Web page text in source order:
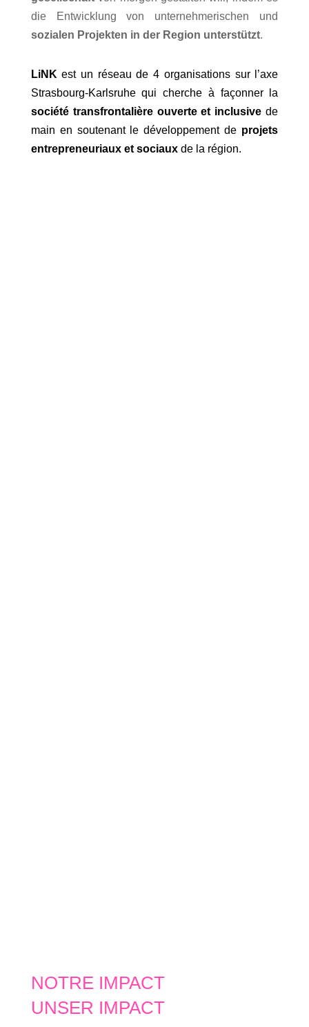
die Entwicklung von unternehmerischen und
sozialen Projekten in der Region unterstützt.
LiNK est un réseau de 4 organisations sur l’axe
Strasbourg-Karlsruhe qui cherche à façonner la
société transfrontalière ouverte et inclusive de
main en soutenant le développement de projets
entrepreneuriaux et sociauxde la région.
NOTRE IMPACT
UNSER IMPACT